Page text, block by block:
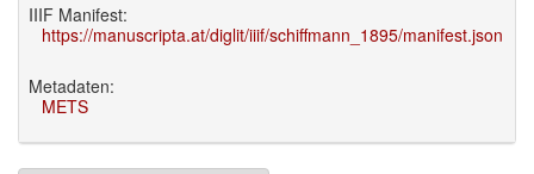
IIIF Manifest:
https://manuscripta.at/diglit/iiif/schiffmann_1895/manifest.json
Metadaten:
METS